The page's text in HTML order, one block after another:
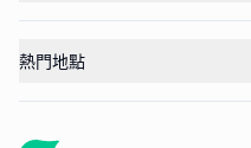
熱門地點